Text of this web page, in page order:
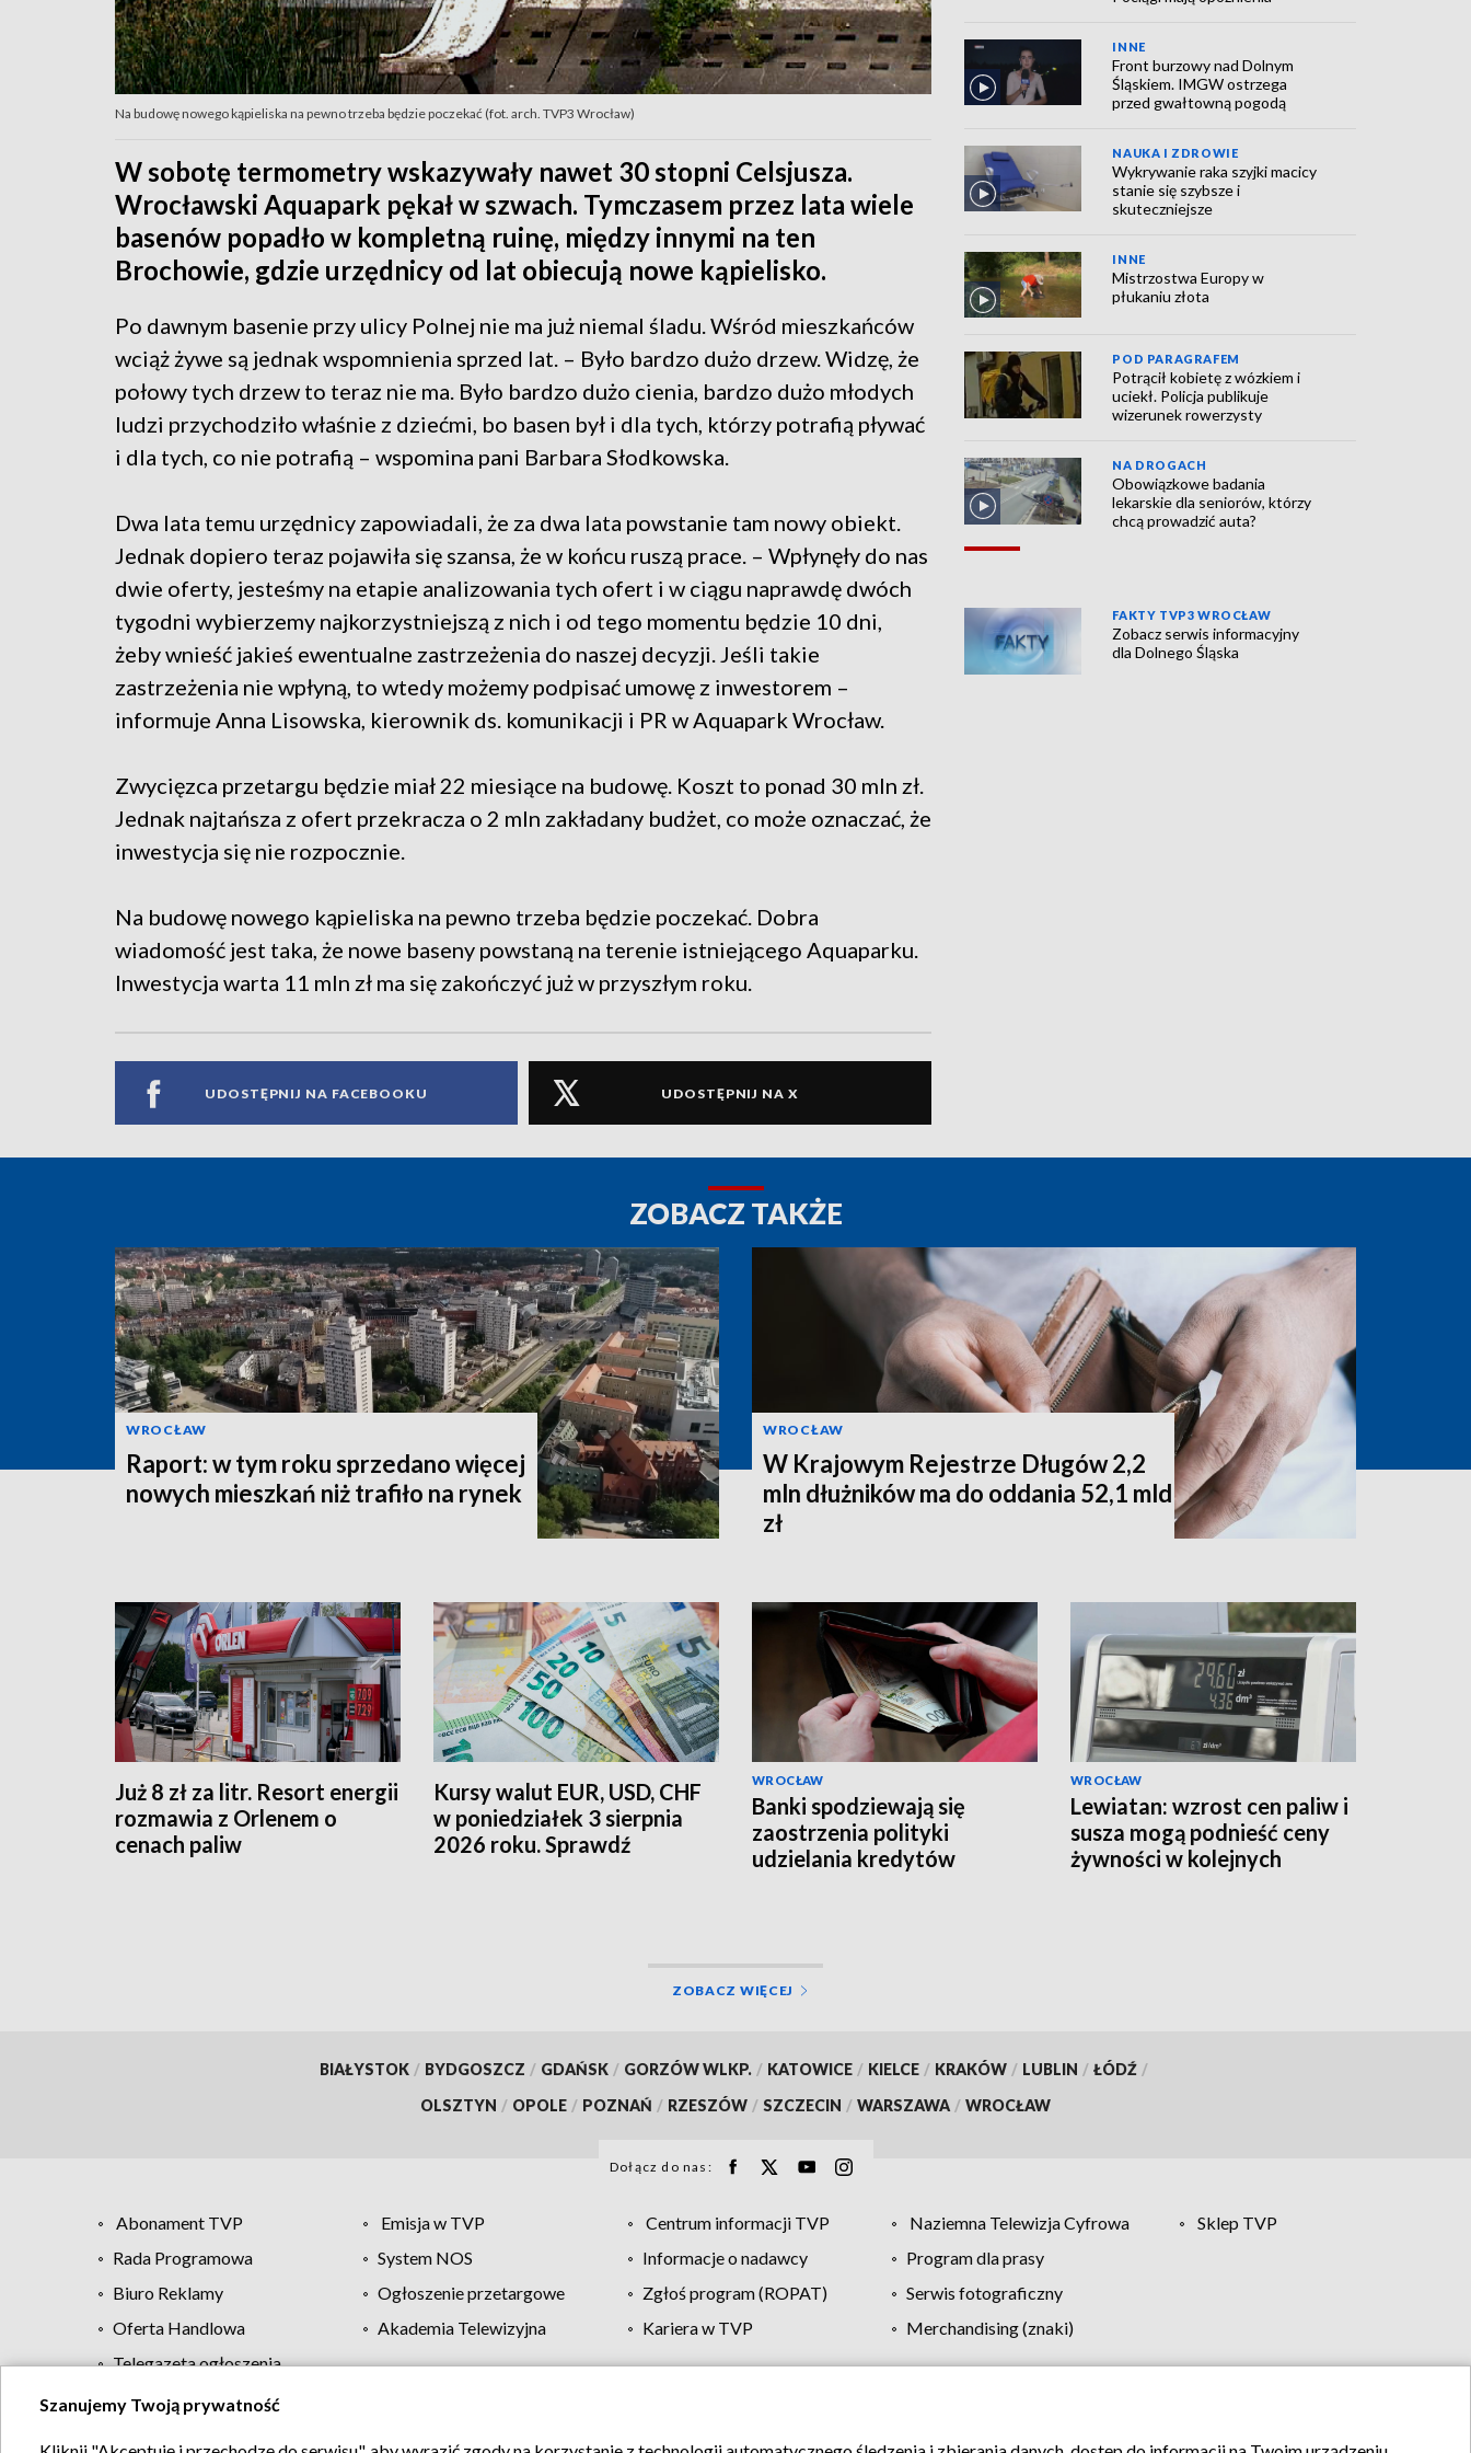
Na budowę nowego kąpieliska na pewno trzeba będzie poczekać (fot. arch. TVP3 Wrocław)
W sobotę termometry wskazywały nawet 30 stopni Celsjusza.
Wrocławski Aquapark pękał w szwach. Tymczasem przez lata wiele
basenów popadło w kompletną ruinę, między innymi na ten
Brochowie, gdzie urzędnicy od lat obiecują nowe kąpielisko.
Po dawnym basenie przy ulicy Polnej nie ma już niemal śladu. Wśród mieszkańców
wciąż żywe są jednak wspomnienia sprzed lat. – Było bardzo dużo drzew. Widzę, że
połowy tych drzew to teraz nie ma. Było bardzo dużo cienia, bardzo dużo młodych
ludzi przychodziło właśnie z dziećmi, bo basen był i dla tych, którzy potrafią pływać
i dla tych, co nie potrafią – wspomina pani Barbara Słodkowska.
Dwa lata temu urzędnicy zapowiadali, że za dwa lata powstanie tam nowy obiekt.
Jednak dopiero teraz pojawiła się szansa, że w końcu ruszą prace. – Wpłynęły do nas
dwie oferty, jesteśmy na etapie analizowania tych ofert i w ciągu naprawdę dwóch
tygodni wybierzemy najkorzystniejszą z nich i od tego momentu będzie 10 dni,
żeby wnieść jakieś ewentualne zastrzeżenia do naszej decyzji. Jeśli takie
zastrzeżenia nie wpłyną, to wtedy możemy podpisać umowę z inwestorem –
informuje Anna Lisowska, kierownik ds. komunikacji i PR w Aquapark Wrocław.
Zwycięzca przetargu będzie miał 22 miesiące na budowę. Koszt to ponad 30 mln zł.
Jednak najtańsza z ofert przekracza o 2 mln zakładany budżet, co może oznaczać, że
inwestycja się nie rozpocznie.
Na budowę nowego kąpieliska na pewno trzeba będzie poczekać. Dobra
wiadomość jest taka, że nowe baseny powstaną na terenie istniejącego Aquaparku.
Inwestycja warta 11 mln zł ma się zakończyć już w przyszłym roku.
UDOSTĘPNIJ NA FACEBOOKU UDOSTĘPNIJ NA X
INNE
Front burzowy nad Dolnym
Śląskiem. IMGW ostrzega
przed gwałtowną pogodą
NAUKA I ZDROWIE
Wykrywanie raka szyjki macicy
stanie się szybsze i
skuteczniejsze
INNE
Mistrzostwa Europy w
płukaniu złota
POD PARAGRAFEM
Potrącił kobietę z wózkiem i
uciekł. Policja publikuje
wizerunek rowerzysty
NA DROGACH
Obowiązkowe badania
lekarskie dla seniorów, którzy
chcą prowadzić auta?
FAKTY TVP3 WROCŁAW
Zobacz serwis informacyjny
dla Dolnego Śląska
ZOBACZ TAKŻE
WROCŁAW
Raport: w tym roku sprzedano więcej
nowych mieszkań niż trafiło na rynek
WROCŁAW
W Krajowym Rejestrze Długów 2,2
mln dłużników ma do oddania 52,1 mld
zł
Już 8 zł za litr. Resort energii
rozmawia z Orlenem o
cenach paliw
Kursy walut EUR, USD, CHF
w poniedziałek 3 sierpnia
2026 roku. Sprawdź
WROCŁAW
Banki spodziewają się
zaostrzenia polityki
udzielania kredytów
WROCŁAW
Lewiatan: wzrost cen paliw i
susza mogą podnieść ceny
żywności w kolejnych
ZOBACZ WIĘCEJ
BIAŁYSTOK / BYDGOSZCZ / GDAŃSK / GORZÓW WLKP. / KATOWICE / KIELCE / KRAKÓW / LUBLIN / ŁÓDŹ /
OLSZTYN / OPOLE / POZNAŃ / RZESZÓW / SZCZECIN / WARSZAWA / WROCŁAW
Dołącz do nas:
Abonament TVP Emisja w TVP Centrum informacji TVP Naziemna Telewizja Cyfrowa
Sklep TVP
Rada Programowa
System NOS Informacje o nadawcy
Program dla prasy
Biuro Reklamy
Ogłoszenie przetargowe Zgłoś program (ROPAT)
Serwis fotograficzny
Oferta Handlowa
Akademia Telewizyjna Kariera w TVP
Merchandising (znaki)
Telegazeta ogłoszenia
Regulamin TVP Polityka prywatności Moje zgody Pomoc Biuro reklamy Kontakt
Szanujemy Twoją prywatność